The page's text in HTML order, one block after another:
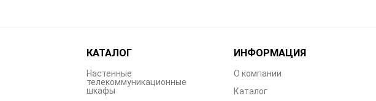
КАТАЛОГ
Настенные
телекоммуникационные
шкафы
ИНФОРМАЦИЯ
О компании
Каталог